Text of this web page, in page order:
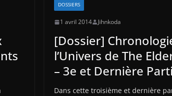
DOSSIERS
1 avril 2014 Jihnkoda
[Dossier]
l’Univers de The
– 3e et Dernière
Dans cette troisième et dernière